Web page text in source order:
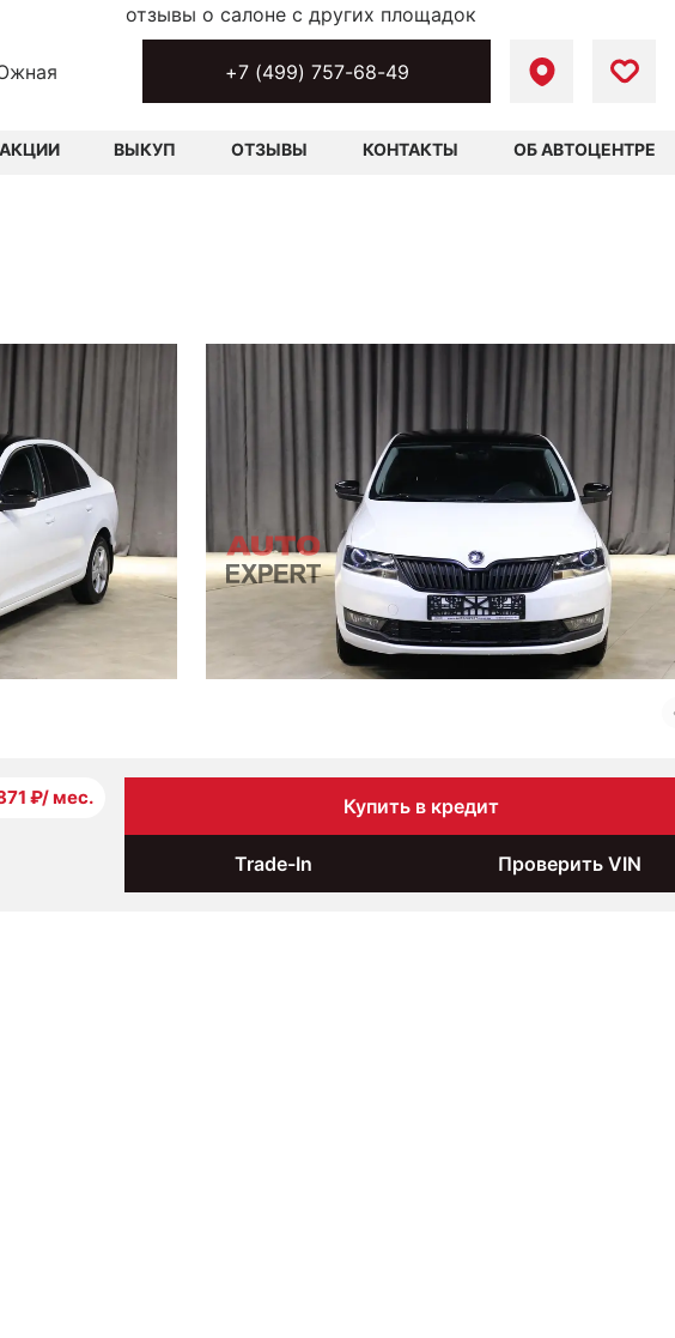
+7 (499) 757-68-49
АКЦИИ ВЫКУП ОТЗЫВЫ КОНТАКТЫ ОБ АВТОЦЕНТРЕ
отзывы о салоне с других площадок
₽/ мес. Купить в кредит
Trade-In Проверить VIN